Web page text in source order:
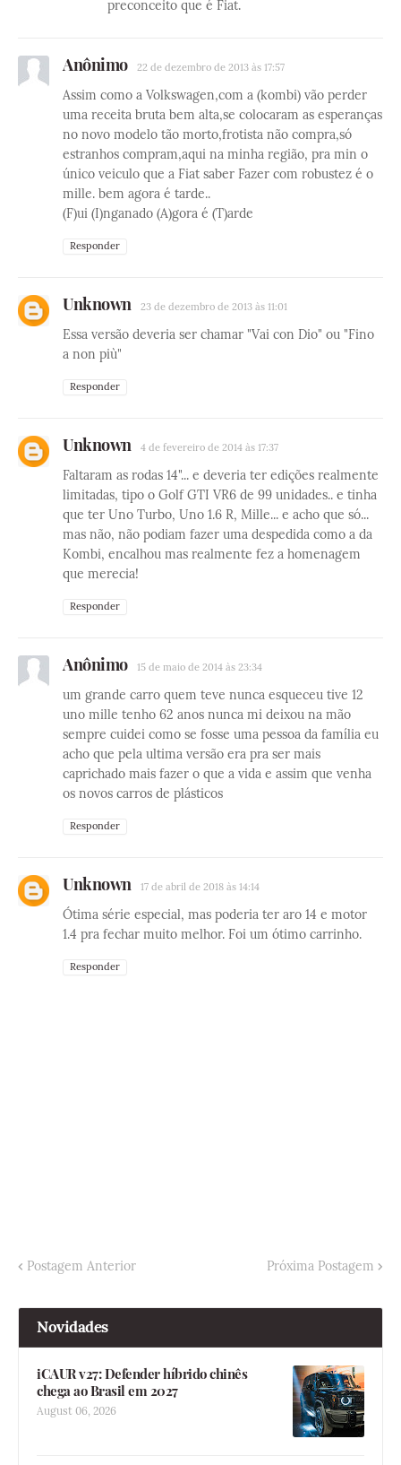
preconceito que é Fiat.
Anônimo 22 de dezembro de 2013 às 17:57
Assim como a Volkswagen,com a (kombi) vão perder
uma receita bruta bem alta,se colocaram as esperanças
no novo modelo tão morto,frotista não compra,só
estranhos compram,aqui na minha região, pra min o
único veiculo que a Fiat saber Fazer com robustez é o
mille. bem agora é tarde..
(F)ui (I)nganado (A)gora é (T)arde
Responder
Unknown 23 de dezembro de 2013 às 11:01
Essa versão deveria ser chamar "Vai con Dio" ou "Fino
a non più"
Responder
Unknown 4 de fevereiro de 2014 às 17:37
Faltaram as rodas 14"... e deveria ter edições realmente
limitadas, tipo o Golf GTI VR6 de 99 unidades.. e tinha
que ter Uno Turbo, Uno 1.6 R, Mille... e acho que só...
mas não, não podiam fazer uma despedida como a da
Kombi, encalhou mas realmente fez a homenagem
que merecia!
Responder
Anônimo 15 de maio de 2014 às 23:34
um grande carro quem teve nunca esqueceu tive 12
uno mille tenho 62 anos nunca mi deixou na mão
sempre cuidei como se fosse uma pessoa da família eu
acho que pela ultima versão era pra ser mais
caprichado mais fazer o que a vida e assim que venha
os novos carros de plásticos
Responder
Unknown 17 de abril de 2018 às 14:14
Ótima série especial, mas poderia ter aro 14 e motor
1.4 pra fechar muito melhor. Foi um ótimo carrinho.
Responder
Postagem Anterior Próxima Postagem
Novidades
iCAUR v27: Defender híbrido chinês
chega ao Brasil em 2027
August 06, 2026